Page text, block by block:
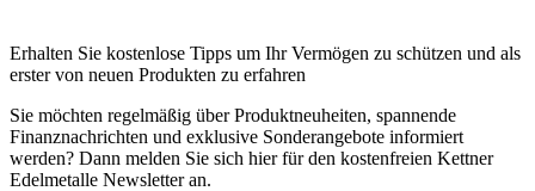
Erhalten Sie kostenlose Tipps um Ihr Vermögen zu schützen und als
erster von neuen Produkten zu erfahren
Sie möchten regelmäßig über Produktneuheiten, spannende
Finanznachrichten und exklusive Sonderangebote informiert
werden? Dann melden Sie sich hier für den kostenfreien Kettner
Edelmetalle Newsletter an.